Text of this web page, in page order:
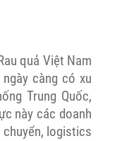
quả Việt Nam
càng có xu
Trung Quốc,
này các doanh
chuyển, logistics